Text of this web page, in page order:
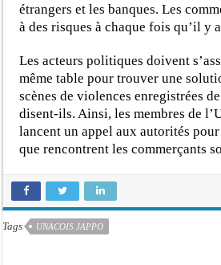
étrangers et les banques. Les
à des risques à chaque fois qu’il y
Les acteurs politiques doivent
même table pour trouver une
scènes de violences enregistrées
disent-ils. Ainsi, les membres de
lancent un appel aux autorités
que rencontrent les commerçants
Tags UNACOIS JAPPO